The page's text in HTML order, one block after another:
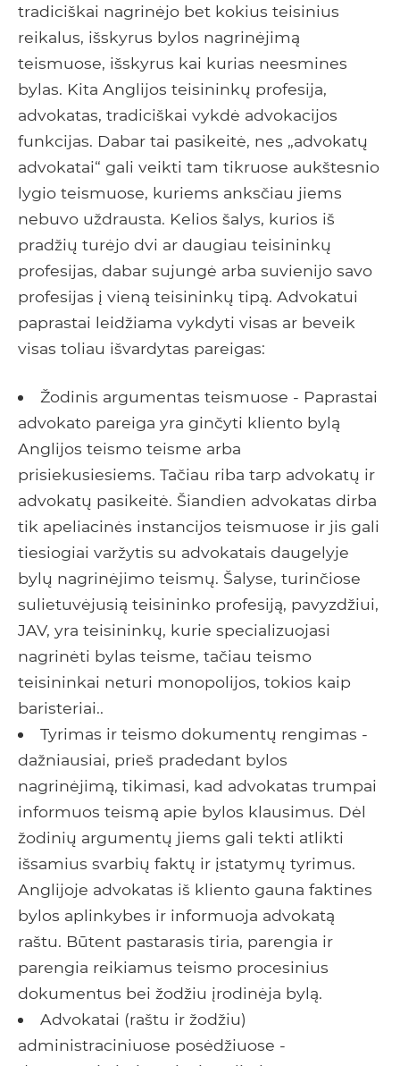
tradiciškai nagrinėjo bet kokius teisinius
reikalus, išskyrus bylos nagrinėjimą
teismuose, išskyrus kai kurias neesmines
bylas. Kita Anglijos teisininkų profesija,
advokatas, tradiciškai vykdė advokacijos
funkcijas. Dabar tai pasikeitė, nes „advokatų
advokatai“ gali veikti tam tikruose aukštesnio
lygio teismuose, kuriems anksčiau jiems
nebuvo uždrausta. Kelios šalys, kurios iš
pradžių turėjo dvi ar daugiau teisininkų
profesijas, dabar sujungė arba suvienijo savo
profesijas į vieną teisininkų tipą. Advokatui
paprastai leidžiama vykdyti visas ar beveik
visas toliau išvardytas pareigas:
Žodinis argumentas teismuose - Paprastai
advokato pareiga yra ginčyti kliento bylą
Anglijos teismo teisme arba
prisiekusiesiems. Tačiau riba tarp advokatų ir
advokatų pasikeitė. Šiandien advokatas dirba
tik apeliacinės instancijos teismuose ir jis gali
tiesiogiai varžytis su advokatais daugelyje
bylų nagrinėjimo teismų. Šalyse, turinčiose
sulietuvėjusią teisininko profesiją, pavyzdžiui,
JAV, yra teisininkų, kurie specializuojasi
nagrinėti bylas teisme, tačiau teismo
teisininkai neturi monopolijos, tokios kaip
baristeriai..
Tyrimas ir teismo dokumentų rengimas -
dažniausiai, prieš pradedant bylos
nagrinėjimą, tikimasi, kad advokatas trumpai
informuos teismą apie bylos klausimus. Dėl
žodinių argumentų jiems gali tekti atlikti
išsamius svarbių faktų ir įstatymų tyrimus.
Anglijoje advokatas iš kliento gauna faktines
bylos aplinkybes ir informuoja advokatą
raštu. Būtent pastarasis tiria, parengia ir
parengia reikiamus teismo procesinius
dokumentus bei žodžiu įrodinėja bylą.
Advokatai (raštu ir žodžiu)
administraciniuose posėdžiuose -